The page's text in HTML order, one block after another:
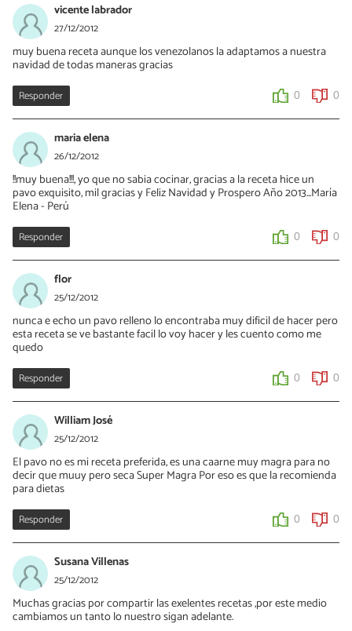
vicente labrador
27/12/2012
muy buena receta aunque los venezolanos la adaptamos a nuestra
navidad de todas maneras gracias
Responder 0 0
maria elena
26/12/2012
!!muy buena!!!, yo que no sabia cocinar, gracias a la receta hice un
pavo exquisito, mil gracias y Feliz Navidad y Prospero Año 2013...María
Elena - Perú
Responder 0 0
flor
25/12/2012
nunca e echo un pavo relleno lo encontraba muy dificil de hacer pero
esta receta se ve bastante facil lo voy hacer y les cuento como me
quedo
Responder 0 0
William José
25/12/2012
El pavo no es mi receta preferida, es una caarne muy magra para no
decir que muuy pero seca Super Magra Por eso es que la recomienda
para dietas
Responder 0 0
Susana Villenas
25/12/2012
Muchas gracias por compartir las exelentes recetas ,por este medio
cambiamos un tanto lo nuestro sigan adelante.